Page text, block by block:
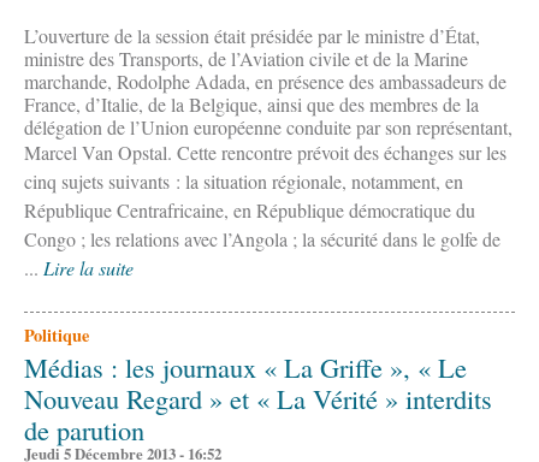
L’ouverture de la session était présidée par le ministre d’État,
ministre des Transports, de l’Aviation civile et de la Marine
marchande, Rodolphe Adada, en présence des ambassadeurs de
France, d’Italie, de la Belgique, ainsi que des membres de la
délégation de l’Union européenne conduite par son représentant,
Marcel Van Opstal. Cette rencontre prévoit des échanges sur les
cinq sujets suivants : la situation régionale, notamment, en
République Centrafricaine, en République démocratique du
Congo ; les relations avec l’Angola ; la sécurité dans le golfe de
... Lire la suite
Politique
Médias : les journaux « La Griffe », « Le
Nouveau Regard » et « La Vérité » interdits
de parution
Jeudi 5 Décembre 2013 - 16:52